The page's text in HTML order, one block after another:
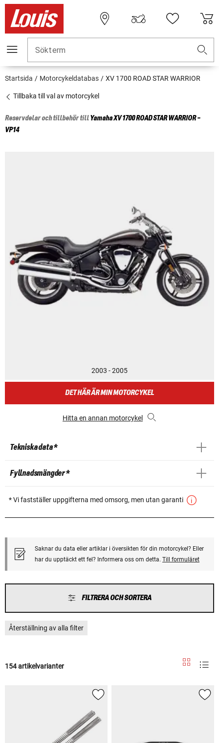
Sökterm
Startsida Motorcykeldatabas XV 1700 ROAD STAR WARRIOR
Tillbaka till val av motorcykel
Reservdelar och tillbehör tillYamahaXV 1700 ROAD STAR WARRIOR -
VP14
2003 - 2005
DET HÄR ÄR MIN MOTORCYKEL
Hitta en annan motorcykel
Tekniska data *
Fyllnadsmängder *
* Vi fastställer uppgifterna med omsorg, men utan garanti
Saknar du data eller artiklar i översikten för din motorcykel? Eller
har du upptäckt ett fel? Informera oss om detta. Till formuläret
FILTRERA OCH SORTERA
Återställning av alla filter
154 artikelvarianter